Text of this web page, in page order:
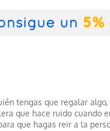
tengas que regalar
que hace ruido cuando
que hagas reir a la